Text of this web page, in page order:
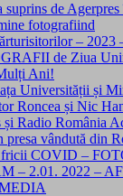
suprins de
fotografiind
– 2023
de Ziua
Ani!
Universității și
Roncea și Nic
și Radio România
vândută din
fricii COVID –
– 2.01. 2022 –